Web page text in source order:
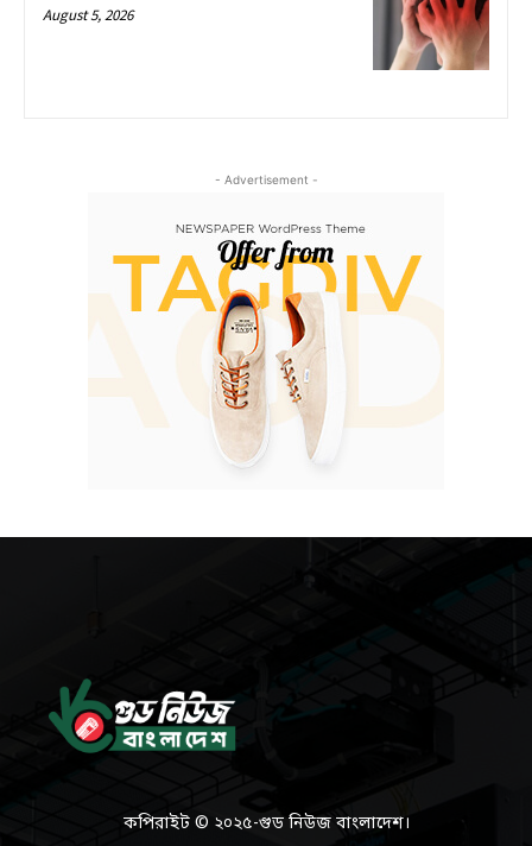
August 5, 2026
- Advertisement -
কপিরাইট © ২০২৫-গুড নিউজ বাংলাদেশ।